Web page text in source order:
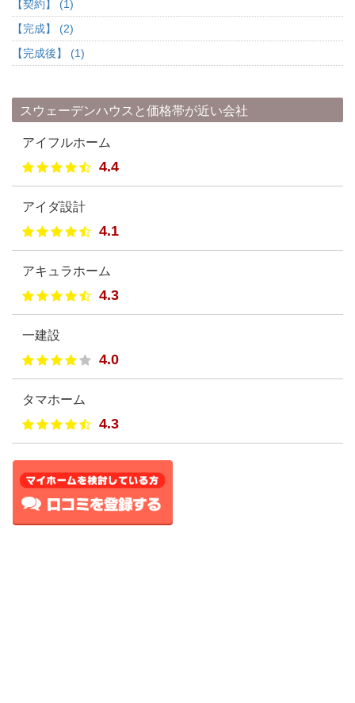
【契約】 (1)
【完成】 (2)
【完成後】 (1)
スウェーデンハウスと価格帯が近い会社
アイフルホーム
4.4
アイダ設計
4.1
アキュラホーム
4.3
一建設
4.0
タマホーム
4.3